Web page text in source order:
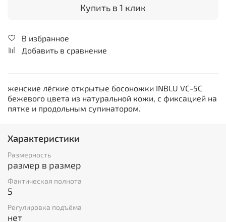
Купить в 1 клик
В избранное
Добавить в сравнение
женские лёгкие открытые босоножки INBLU VC-5C
бежевого цвета из натуральной кожи, с фиксацией на
пятке и продольным супинатором.
Характеристики
Размерность
размер в размер
Фактическая полнота
5
Регулировка подъёма
нет